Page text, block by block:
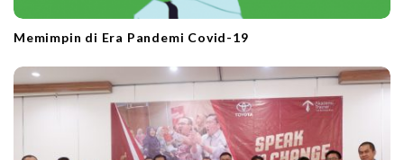
Memimpin di Era Pandemi Covid-19